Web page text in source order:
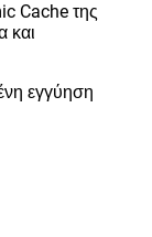
Cache της
και
εγγύηση